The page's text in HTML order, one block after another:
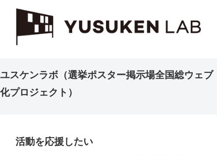
ユスケンラボ（選挙ポスター掲示場全国総ウェブ
化プロジェクト）
活動を応援したい